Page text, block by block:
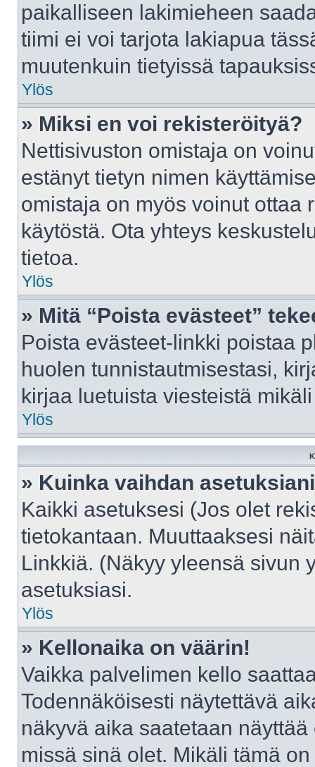
paikalliseen lakimieheen
tiimi ei voi tarjota lakiapua
muutenkuin tietyissä
Ylös
» Miksi en voi rekisteröityä?
Nettisivuston omistaja on
estänyt tietyn nimen
omistaja on myös voinut ottaa
käytöstä. Ota yhteys
tietoa.
Ylös
» Mitä “Poista evästeet”
Poista evästeet-linkki poistaa
huolen tunnistautmisestasi,
kirjaa luetuista viesteistä
Ylös
» Kuinka vaihdan
Kaikki asetuksesi (Jos olet
tietokantaan. Muuttaaksesi
Linkkiä. (Näkyy yleensä sivun
asetuksiasi.
Ylös
» Kellonaika on väärin!
Vaikka palvelimen kello
Todennäköisesti näytettävä
näkyvä aika saatetaan
missä sinä olet. Mikäli tämä